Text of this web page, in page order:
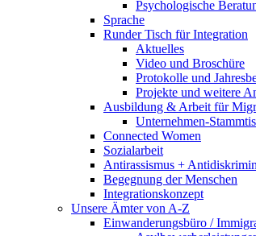
Psychologische
Sprache
Runder Tisch für Integration
Aktuelles
Video und Broschüre
Protokolle und
Projekte und weitere
Ausbildung & Arbeit für
Unternehmen-
Connected Women
Sozialarbeit
Antirassismus +
Begegnung der Menschen
Integrationskonzept
Unsere Ämter von A-Z
Einwanderungsbüro /